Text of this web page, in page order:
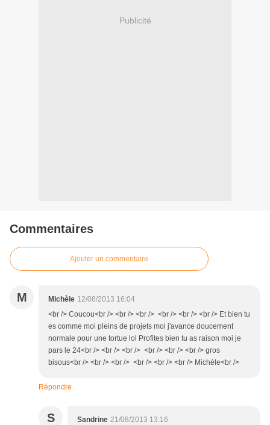
Publicité
Commentaires
Ajouter un commentaire
M Michèle 12/08/2013 16:04
<br /> Coucou<br /> <br /> <br /> <br /> <br /> <br /> Et bien tu
es comme moi pleins de projets moi j'avance doucement
normale pour une tortue lol Profites bien tu as raison moi je
pars le 24<br /> <br /> <br /> <br /> <br /> <br /> gros
bisous<br /> <br /> <br /> <br /> <br /> <br /> Michèle<br />
Répondre
S Sandrine 21/08/2013 13:16